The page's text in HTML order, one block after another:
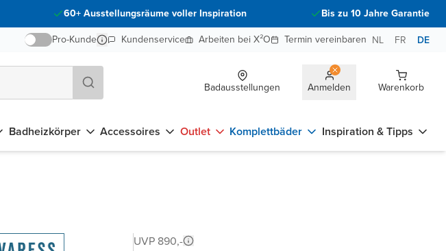
60+ Ausstellungsräume voller Inspiration
Bis zu 10 Jahre Garantie
Pro-Kunde
Kundenservice Arbeiten bei X²O Termin vereinbaren NL FR DE
Badausstellungen Anmelden Warenkorb
Badheizkörper Accessoires Outlet Komplettbäder Inspiration & Tipps
UVP 890,-